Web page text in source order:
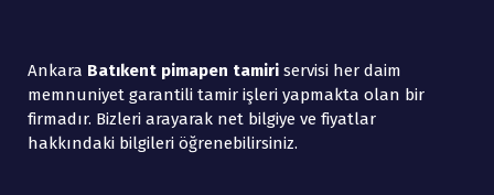
Ankara Batıkent pimapen tamiri servisi her daim
memnuniyet garantili tamir işleri yapmakta olan bir
firmadır. Bizleri arayarak net bilgiye ve fiyatlar
hakkındaki bilgileri öğrenebilirsiniz.